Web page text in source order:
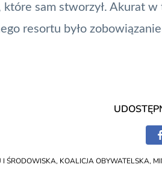
sam stworzył. Akurat
resortu było
I ŚRODOWISKA, KOALICJA OBYWATELSKA,